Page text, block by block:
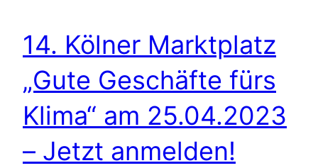
14. Kölner Marktplatz
„Gute Geschäfte fürs
Klima“ am 25.04.2023
– Jetzt anmelden!